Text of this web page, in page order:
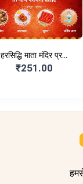
हरसिद्धि माता मंदिर प्र...
₹251.00